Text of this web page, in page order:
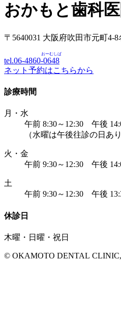
おかもと歯科
〒5640031 大阪府吹田市元町4-
tel.06-4860-0648
おーむしば
ネット予約はこちらから
診療時間
月・水
午前 8:30～12:30 午後
（水曜は午後往診の日あり
火・金
午前 9:30～12:30 午後
土
午前 9:30～12:30 午後
休診日
木曜・日曜・祝日
© OKAMOTO DENTAL CLINIC,